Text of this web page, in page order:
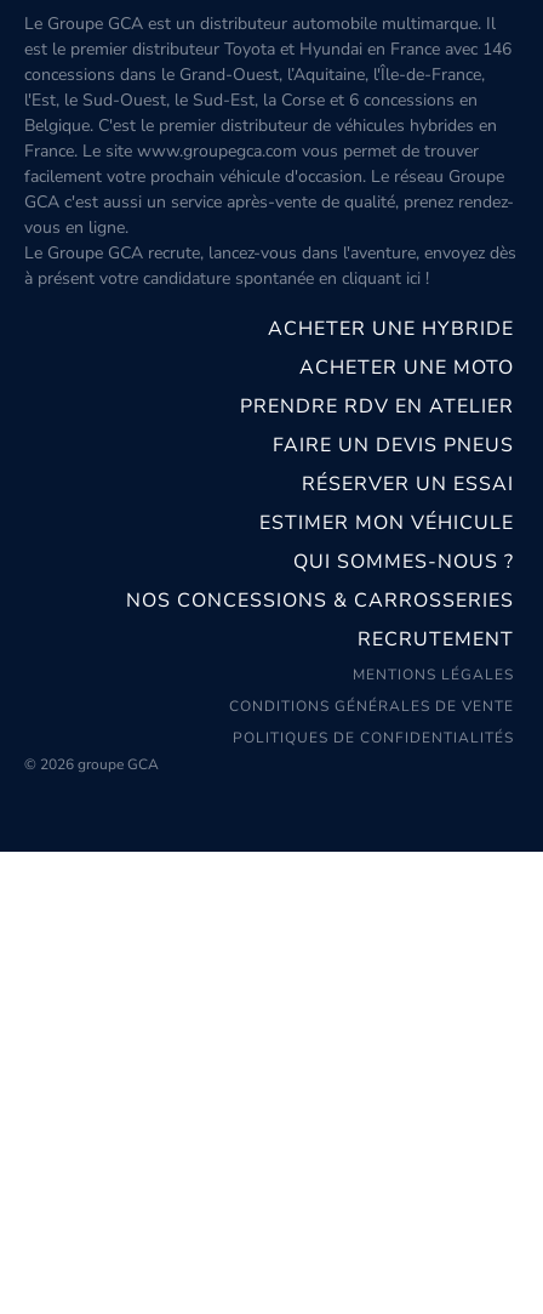
Le Groupe GCA est un distributeur automobile multimarque. Il
est le premier distributeur Toyota et Hyundai en France avec 146
concessions dans le Grand-Ouest, l’Aquitaine, l'Île-de-France,
l'Est, le Sud-Ouest, le Sud-Est, la Corse et 6 concessions en
Belgique. C'est le premier distributeur de véhicules hybrides en
France. Le site www.groupegca.com vous permet de trouver
facilement votre prochain véhicule d'occasion. Le réseau Groupe
GCA c'est aussi un service après-vente de qualité, prenez rendez-
vous en ligne.
Le Groupe GCA recrute, lancez-vous dans l'aventure, envoyez dès
à présent votre candidature spontanée en cliquant ici !
ACHETER UNE HYBRIDE
ACHETER UNE MOTO
PRENDRE RDV EN ATELIER
FAIRE UN DEVIS PNEUS
RÉSERVER UN ESSAI
ESTIMER MON VÉHICULE
QUI SOMMES-NOUS ?
NOS CONCESSIONS & CARROSSERIES
RECRUTEMENT
MENTIONS LÉGALES
CONDITIONS GÉNÉRALES DE VENTE
POLITIQUES DE CONFIDENTIALITÉS
© 2026 groupe GCA